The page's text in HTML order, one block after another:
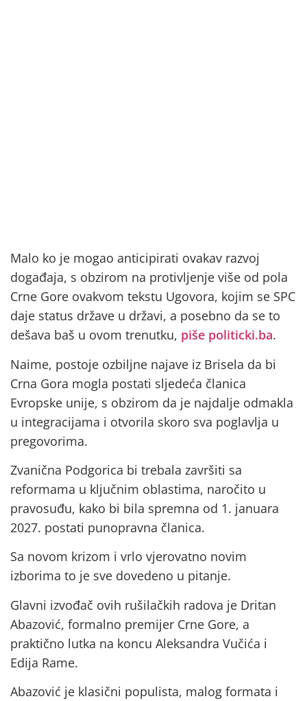
Malo ko je mogao anticipirati ovakav razvoj
događaja, s obzirom na protivljenje više od pola
Crne Gore ovakvom tekstu Ugovora, kojim se SPC
daje status države u državi, a posebno da se to
dešava baš u ovom trenutku, piše politicki.ba.
Naime, postoje ozbiljne najave iz Brisela da bi
Crna Gora mogla postati sljedeća članica
Evropske unije, s obzirom da je najdalje odmakla
u integracijama i otvorila skoro sva poglavlja u
pregovorima.
Zvanična Podgorica bi trebala završiti sa
reformama u ključnim oblastima, naročito u
pravosuđu, kako bi bila spremna od 1. januara
2027. postati punopravna članica.
Sa novom krizom i vrlo vjerovatno novim
izborima to je sve dovedeno u pitanje.
Glavni izvođač ovih rušilačkih radova je Dritan
Abazović, formalno premijer Crne Gore, a
praktično lutka na koncu Aleksandra Vučića i
Edija Rame.
Abazović je klasični populista, malog formata i